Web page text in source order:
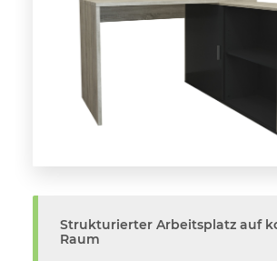
Strukturierter Arbeitsplatz auf
Raum